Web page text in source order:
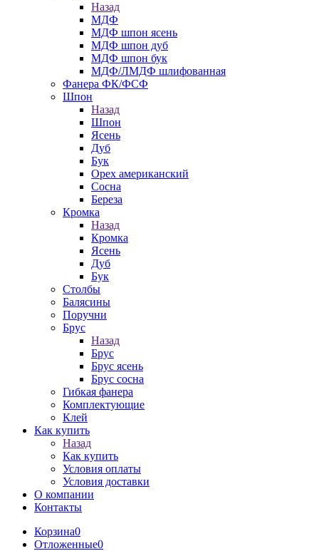
Назад
МДФ
МДФ шпон ясень
МДФ шпон дуб
МДФ шпон бук
МДФ/ЛМДФ шлифованная
Фанера ФК/ФСФ
Шпон
Назад
Шпон
Ясень
Дуб
Бук
Орех американский
Сосна
Береза
Кромка
Назад
Кромка
Ясень
Дуб
Бук
Столбы
Балясины
Поручни
Брус
Назад
Брус
Брус ясень
Брус сосна
Гибкая фанера
Комплектующие
Клей
Как купить
Назад
Как купить
Условия оплаты
Условия доставки
О компании
Контакты
Корзина0
Отложенные0